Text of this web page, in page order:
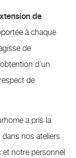
de
à chaque
de
d’un
de
a pris la
dans nos ateliers
notre personnel